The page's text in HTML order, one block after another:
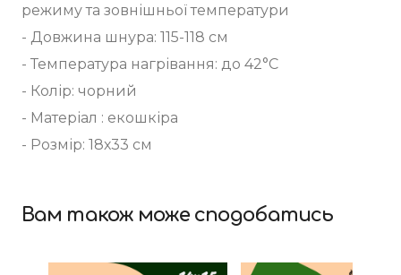
режиму та зовнішньої температури
- Довжина шнура: 115-118 см
- Температура нагрівання: до 42°С
- Колір: чорний
- Матеріал : екошкіра
- Розмір: 18х33 см
Вам також може сподобатись